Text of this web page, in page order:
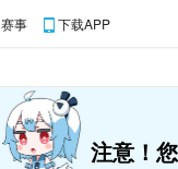
赛事 下载APP
注意！